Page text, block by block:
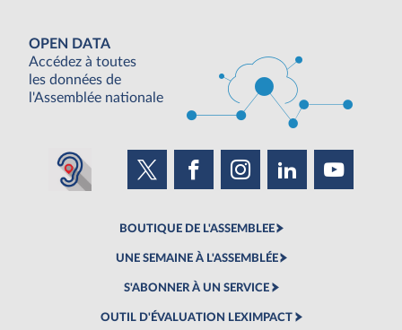
OPEN DATA
Accédez à toutes
les données de
l'Assemblée nationale
BOUTIQUE DE L'ASSEMBLEE
UNE SEMAINE À L'ASSEMBLÉE
S'ABONNER À UN SERVICE
OUTIL D'ÉVALUATION LEXIMPACT